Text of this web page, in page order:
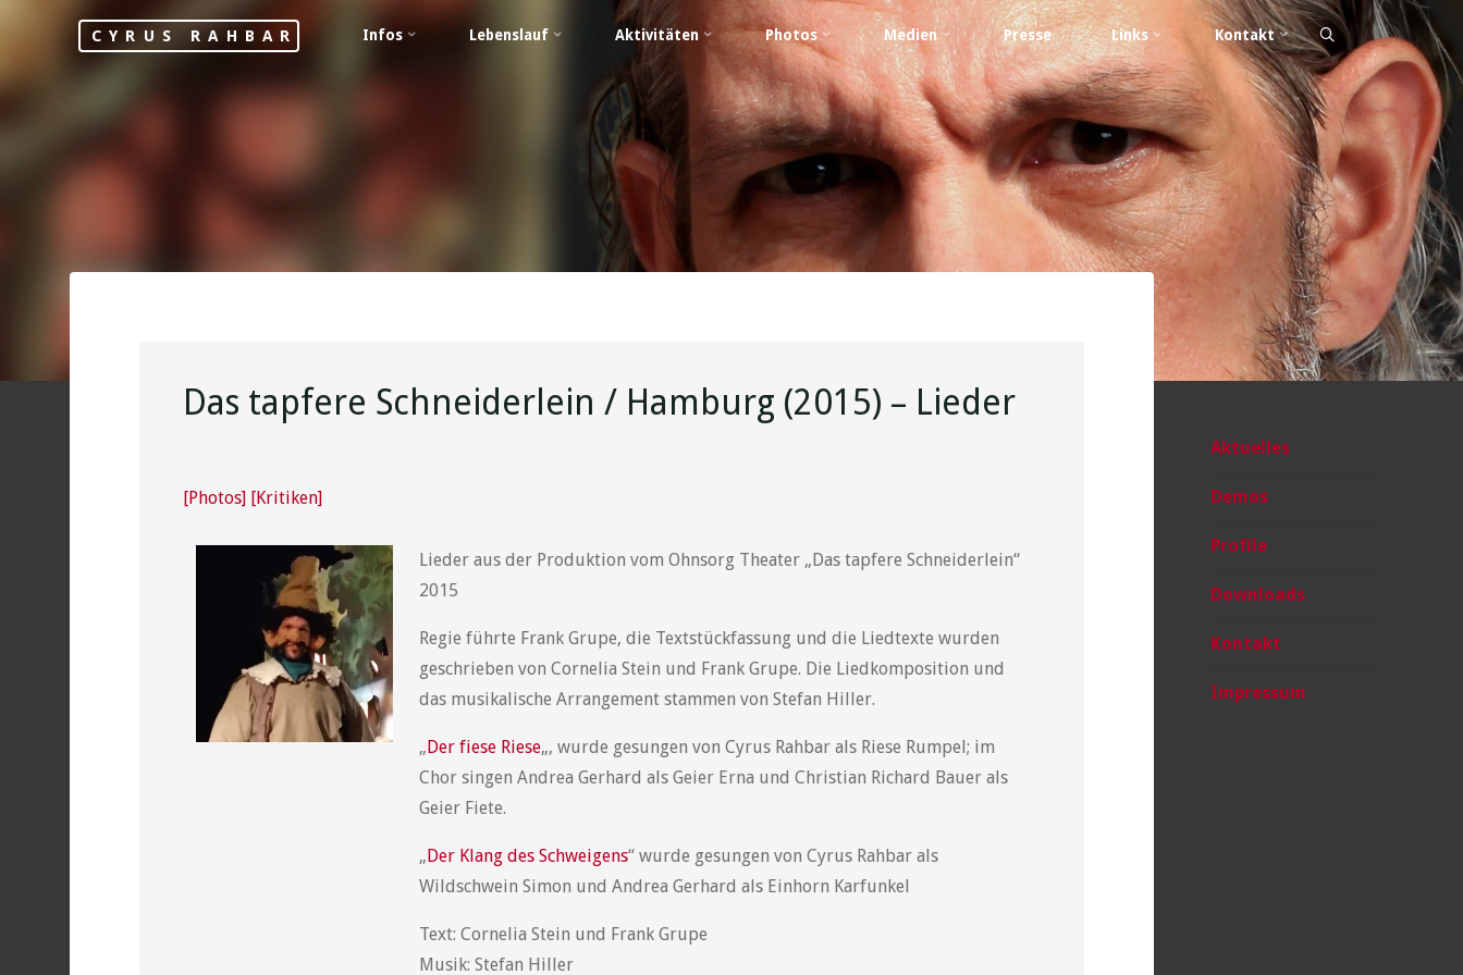
content
CYRUS RAHBAR Infos Lebenslauf Aktivitäten Photos Medien Presse Links Kontakt
Das tapfere Schneiderlein / Hamburg (2015) – Lieder
[Photos] [Kritiken]
Lieder aus der Produktion vom Ohnsorg Theater „Das tapfere Schneiderlein“
2015
Regie führte Frank Grupe, die Textstückfassung und die Liedtexte wurden
geschrieben von Cornelia Stein und Frank Grupe. Die Liedkomposition und
das musikalische Arrangement stammen von Stefan Hiller.
„Der fiese Riese„, wurde gesungen von Cyrus Rahbar als Riese Rumpel; im
Chor singen Andrea Gerhard als Geier Erna und Christian Richard Bauer als
Geier Fiete.
„Der Klang des Schweigens“ wurde gesungen von Cyrus Rahbar als
Wildschwein Simon und Andrea Gerhard als Einhorn Karfunkel
Text: Cornelia Stein und Frank Grupe
Musik: Stefan Hiller
Aktuelles
Demos
Profile
Downloads
Kontakt
Impressum